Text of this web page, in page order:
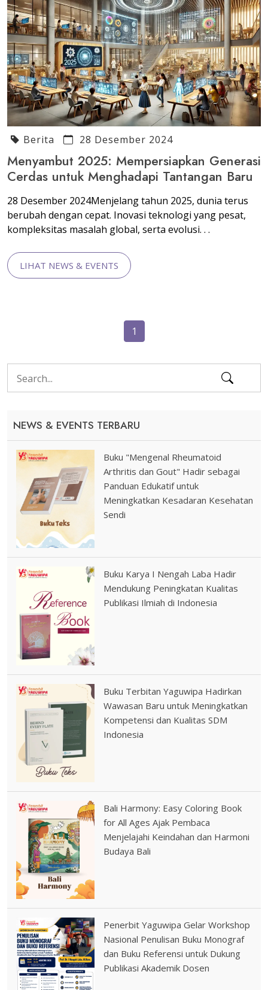
Berita 28 Desember 2024
Menyambut 2025: Mempersiapkan Generasi
Cerdas untuk Menghadapi Tantangan Baru
28 Desember 2024Menjelang tahun 2025, dunia terus
berubah dengan cepat. Inovasi teknologi yang pesat,
kompleksitas masalah global, serta evolusi. . .
LIHAT NEWS & EVENTS
1
NEWS & EVENTS TERBARU
Buku "Mengenal Rheumatoid
Arthritis dan Gout" Hadir sebagai
Panduan Edukatif untuk
Meningkatkan Kesadaran Kesehatan
Sendi
Buku Karya I Nengah Laba Hadir
Mendukung Peningkatan Kualitas
Publikasi Ilmiah di Indonesia
Buku Terbitan Yaguwipa Hadirkan
Wawasan Baru untuk Meningkatkan
Kompetensi dan Kualitas SDM
Indonesia
Bali Harmony: Easy Coloring Book
for All Ages Ajak Pembaca
Menjelajahi Keindahan dan Harmoni
Budaya Bali
Penerbit Yaguwipa Gelar Workshop
Nasional Penulisan Buku Monograf
dan Buku Referensi untuk Dukung
Publikasi Akademik Dosen